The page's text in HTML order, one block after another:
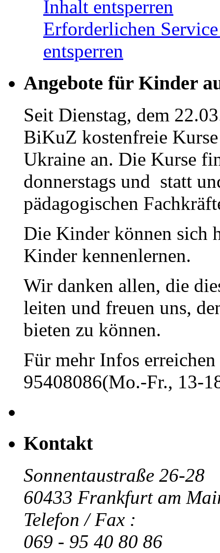
Inhalt entsperren
Erforderlichen
entsperren
Angebote für Kinder
Seit Dienstag, dem
BiKuZ kostenfreie
Ukraine an. Die Kurse
donnerstags und statt
pädagogischen
Die Kinder können sich
Kinder kennenlernen.
Wir danken allen, die
leiten und freuen uns,
bieten zu können.
Für mehr Infos
95408086(Mo.-Fr., 13-
Kontakt
Sonnentaustraße 26-28
60433 Frankfurt am
Telefon / Fax :
069 - 95 40 80 86